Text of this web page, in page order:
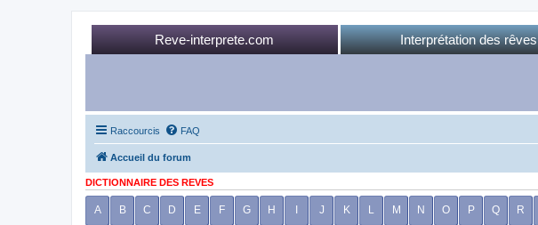
Reve-interprete.com
Interprétation des rêves
Raccourcis FAQ
Accueil du forum
DICTIONNAIRE DES REVES
A B C D E F G H J K L M N O P Q R